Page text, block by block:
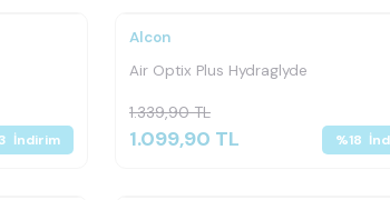
İndirim
Alcon
Air Optix Plus Hydraglyde
1.339,90TL
1.099,90 TL %18